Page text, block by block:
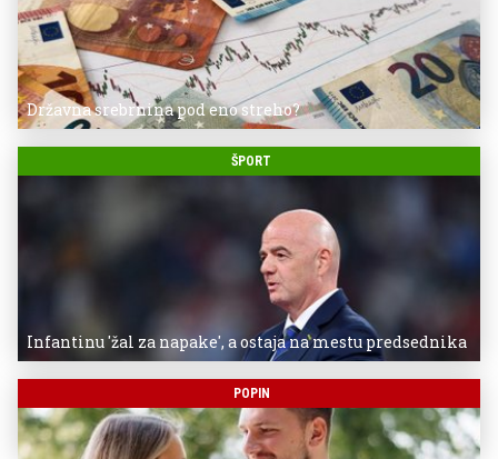
Državna srebrnina pod eno streho?
ŠPORT
Infantinu 'žal za napake', a ostaja na mestu predsednika
POPIN